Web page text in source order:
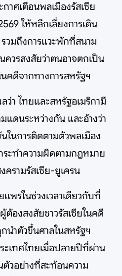
าศเตือนพลเมืองรัสเซีย
ให้หลีกเลี่ยงการเดิน
วมถึงการแวะพักที่สนาม
วรสงสัยว่าตนอาจตกเป็น
คดีจากทางการสหรัฐฯ
ว่า ไทยและสหรัฐอเมริกามี
ดนระหว่างกัน และอ้างว่า
ในการติดตามตัวพลเมือง
ระทำความผิดตามกฎหมาย
รามรัสเซีย-ยูเครน
พร่ในช่วงเวลาเดียวกับที่
ผู้ต้องสงสัยชาวรัสเซียในคดี
นำตัวขึ้นศาลในสหรัฐฯ
เทศไทยเมื่อปลายปีที่ผ่าน
ตัวอย่างที่สะท้อนความ